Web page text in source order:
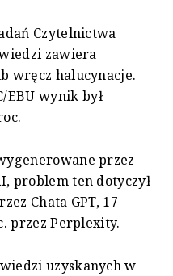
Czytelnictwa
zawiera
wręcz halucynacje.
EBU wynik był
przez
problem ten dotyczył
Chata GPT, 17
przez Perplexity.
uzyskanych w